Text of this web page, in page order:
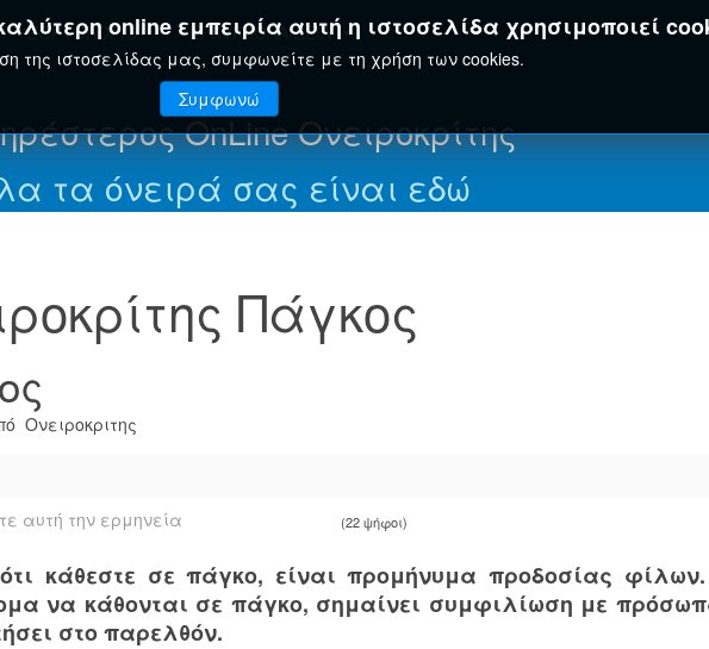
online εμπειρία αυτή η ιστοσελίδα χρησιμοποιεί
της ιστοσελίδας μας, συμφωνείτε με τη χρήση των cookies.
Συμφωνώ
ΕΟΡΤΟΛΌΓΙΟ ΕΓΚΥΚΛΟΠΑΊΔΕΙΑ
OnLine Ονειροκρίτης
τα όνειρά σας είναι εδώ
Πάγκος
Ονειροκριτης
αυτή την ερμηνεία (22 ψήφοι)
κάθεστε σε πάγκο, είναι προμήνυμα προδοσίας φίλων.
να κάθονται σε πάγκο, σημαίνει συμφιλίωση με
στο παρελθόν.